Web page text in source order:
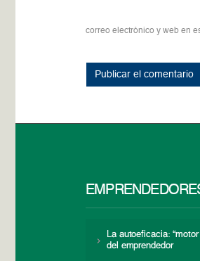
correo electrónico y web en
La autoeficacia:
del emprendedor